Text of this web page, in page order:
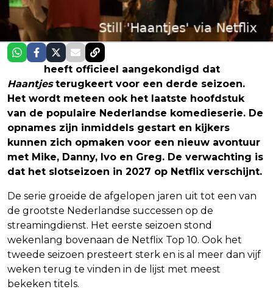
heeft officieel aangekondigd dat
Haantjesterugkeert voor een derde seizoen.
Het wordt meteen ook het laatste hoofdstuk
van de populaire Nederlandse komedieserie. De
opnames zijn inmiddels gestart en kijkers
kunnen zich opmaken voor een nieuw avontuur
met Mike, Danny, Ivo en Greg. De verwachting is
dat het slotseizoen in 2027 op Netflix verschijnt.
De serie groeide de afgelopen jaren uit tot een van
de grootste Nederlandse successen op de
streamingdienst. Het eerste seizoen stond
wekenlang bovenaan de Netflix Top 10. Ook het
tweede seizoen presteert sterk en is al meer dan vijf
weken terug te vinden in de lijst met meest
bekeken titels.